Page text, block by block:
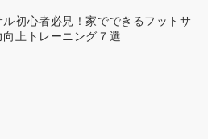
ル初心者必見！家でできるフットサ
向上トレーニング７選